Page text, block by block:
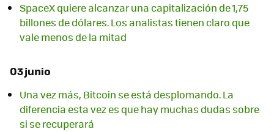
SpaceX quiere alcanzar una capitalización de 1,75
billones de dólares. Los analistas tienen claro que
vale menos de la mitad
03 junio
Una vez más, Bitcoin se está desplomando. La
diferencia esta vez es que hay muchas dudas sobre
si se recuperará